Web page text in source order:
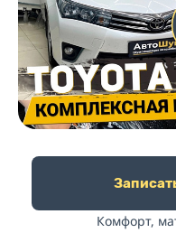
Комфорт,